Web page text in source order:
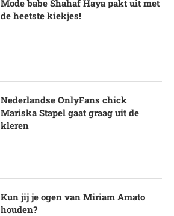
Mode babe Shahaf Haya pakt uit met
de heetste kiekjes!
Nederlandse OnlyFans chick
Mariska Stapel gaat graag uit de
kleren
Kun jij je ogen van Miriam Amato
houden?